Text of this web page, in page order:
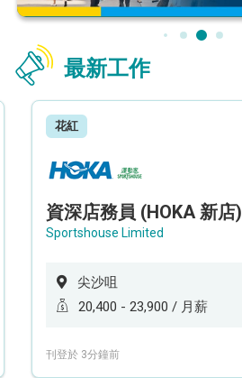
最新工作
花紅
資深店務員 (HOKA 新店)
Sportshouse Limited
尖沙咀
20,400 - 23,900 / 月薪
刊登於 3分鐘前